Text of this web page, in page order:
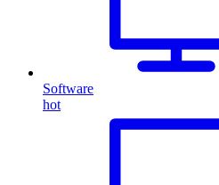
Software
hot